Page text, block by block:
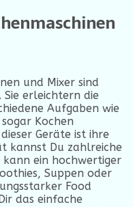
und Mixer sind
erleichtern die
Aufgaben wie
Kochen
Geräte ist ihre
kannst Du zahlreiche
kann ein hochwertiger
Suppen oder
Food
das einfache